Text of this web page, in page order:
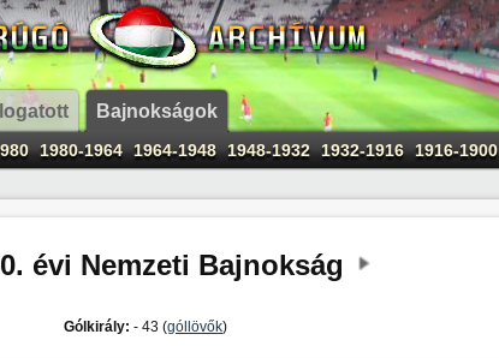
Bajnokságok
1980-1964 1964-1948 1948-1932 1932-1916 1916-1900
évi Nemzeti Bajnokság
Gólkirály: - 43 (góllövők)